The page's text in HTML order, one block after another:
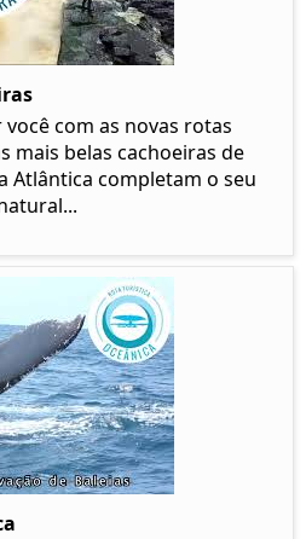
com as novas rotas
mais belas cachoeiras de
Atlântica completam o seu